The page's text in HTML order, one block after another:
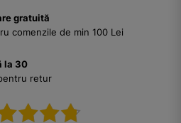
gratuită
comenzile de min 100 Lei
la 30
retur